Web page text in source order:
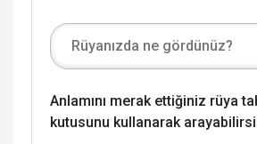
Anlamını merak ettiğiniz rüya
kutusunu kullanarak